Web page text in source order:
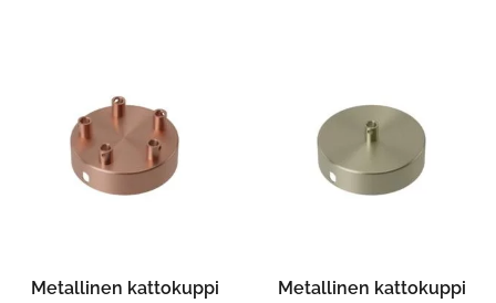
Metallinen kattokuppi
Metallinen kattokuppi